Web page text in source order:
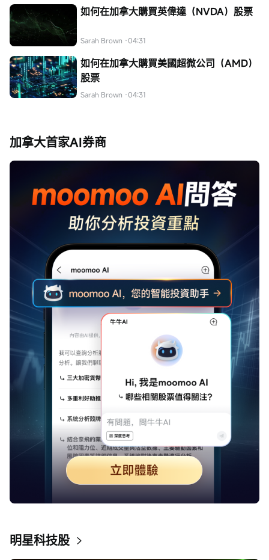
如何在加拿大購買英偉達（NVDA）股票
Sarah Brown ·04:31
如何在加拿大購買美國超微公司（AMD）
股票
Sarah Brown ·04:31
加拿大首家AI券商
明星科技股